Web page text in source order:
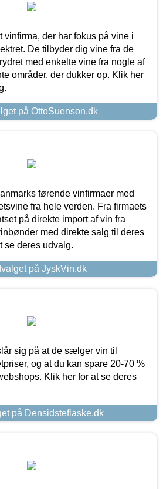
vinfirma, der har fokus på vine i
De tilbyder dig vine fra de
med enkelte vine fra nogle af
områder, der dukker op. Klik her
på OttoSuenson.dk
førende vinfirmaer med
fra hele verden. Fra firmaets
på direkte import af vin fra
med direkte salg til deres
se deres udvalg.
på JyskVin.dk
sig på at de sælger vin til
og at du kan spare 20-70 %
Klik her for at se deres
på Densidsteflaske.dk